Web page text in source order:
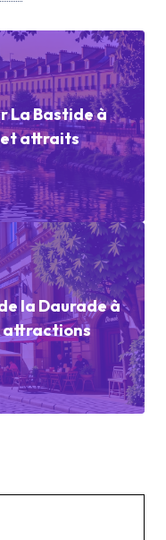
La Bastide à
et attraits
la Daurade à
attractions